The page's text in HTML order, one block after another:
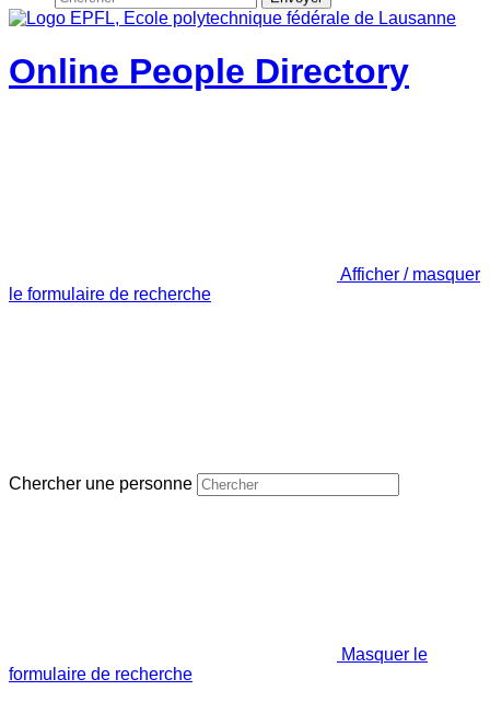
Online People Directory
Afficher / masquer
le formulaire de recherche
Chercher une personne
Masquer le
formulaire de recherche